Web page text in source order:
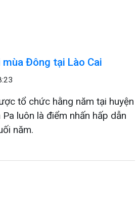
Đông tại Lào Cai
tổ chức hằng năm tại huyện
luôn là điểm nhấn hấp dẫn
năm.